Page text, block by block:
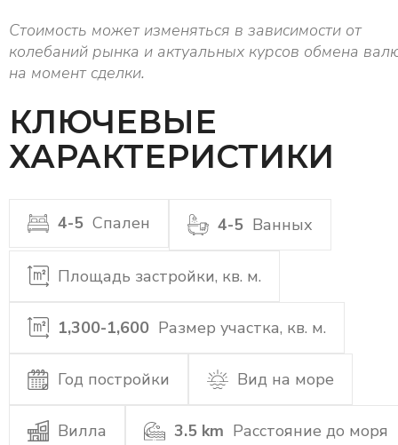
Стоимость может изменяться в зависимости от
колебаний рынка и актуальных курсов обмена
на момент сделки.
КЛЮЧЕВЫЕ
ХАРАКТЕРИСТИКИ
4-5 Спален 4-5 Ванных
Площадь застройки, кв. м.
1,300-1,600 Размер участка, кв. м.
Год постройки Вид на море
Вилла 3.5 km Расстояние до моря